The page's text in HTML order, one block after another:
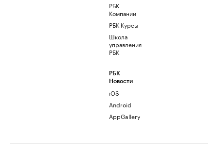
РБК
Компании
РБК Курсы
Школа
управления
РБК
РБК
Новости
iOS
Android
AppGallery